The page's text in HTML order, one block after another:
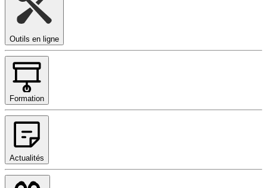
Outils en ligne
Formation
Actualités